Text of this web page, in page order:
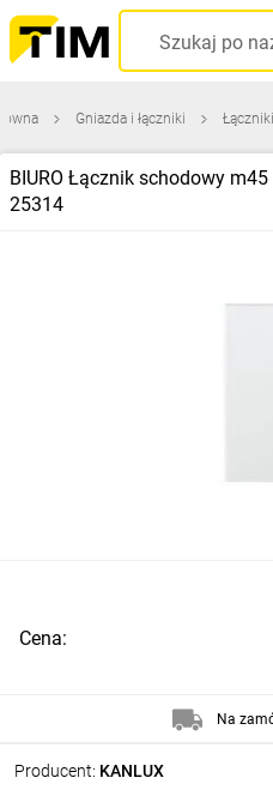
Gniazda i łączniki
BIURO Łącznik schodowy
25314
Producent: KANLUX
Cena:
Na